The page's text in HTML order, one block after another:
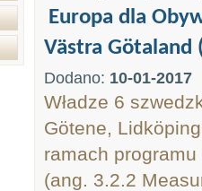
Europa dla
Västra Götaland
Dodano: 10-01-2017
Władze 6
Götene,
ramach programu
(ang. 3.2.2